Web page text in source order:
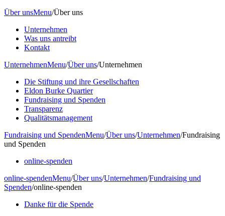
Über unsMenu/Über uns
Unternehmen
Was uns antreibt
Kontakt
UnternehmenMenu/Über uns/Unternehmen
Die Stiftung und ihre Gesellschaften
Eldon Burke Quartier
Fundraising und Spenden
Transparenz
Qualitätsmanagement
Fundraising und SpendenMenu/Über uns/Unternehmen/Fundraising
und Spenden
online-spenden
online-spendenMenu/Über uns/Unternehmen/Fundraising und
Spenden/online-spenden
Danke für die Spende